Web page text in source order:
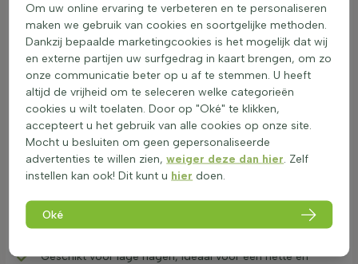
geen gevaar voor mens en dier. De plant heeft een hoge
sierwaarde door zijn dichte, groene blad dat het hele jaar
door aantrekkelijk blijft. De buxus is ideaal voor het creëren
van strakke hagen en kan goed gecombineerd worden met
andere planten zoals lavendel of rozen. Bij het aanplanten is
de grootte van de plant bepalend voor het aantal stuks per
meter. Raadpleeg de planteigenschappen voor het juiste
aantal per strekkende meter. De Buxus sempervirens is een
uitstekende keuze voor eenhaagplantin de tuin.
Buxus: Pluspunten en Minpunten
tuinen vanwege zijn veelzijdigheid en uitstraling.
Geschikt voor lage hagen, ideaal voor een nette en
Om uw online ervaring te verbeteren en te personaliseren
maken we gebruik van cookies en soortgelijke methoden.
Dankzij bepaalde marketingcookies is het mogelijk dat wij
en externe partijen uw surfgedrag in kaart brengen, om zo
onze communicatie beter op u af te stemmen. U heeft
altijd de vrijheid om te seleceren welke categorieën
cookies u wilt toelaten. Door op "Oké" te klikken,
accepteert u het gebruik van alle cookies op onze site.
Mocht u besluiten om geen gepersonaliseerde
advertenties te willen zien,weiger deze dan hier. Zelf
instellen kan ook! Dit kunt u hier doen.
Oké